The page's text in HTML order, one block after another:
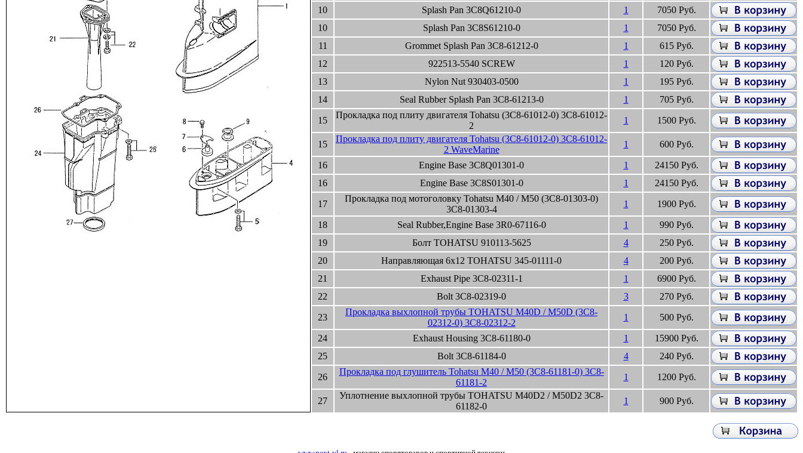
10 Splash Pan 3C8Q61210-0 1
7050 Руб.
10
Splash Pan 3C8S61210-0 1
7050 Руб.
11
Grommet Splash Pan 3C8-61212-0 1
615 Руб.
12
922513-5540 SCREW 1
120 Руб.
13
Nylon Nut 930403-0500 1
195 Руб.
14
Seal Rubber Splash Pan 3C8-61213-0 1 705 Руб.
15
Прокладка под плиту двигателя Tohatsu (3C8-61012-0) 3C8-61012-
2
1 1500 Руб.
15
Прокладка под плиту двигателя Tohatsu (3C8-61012-0) 3C8-61012-
2 WaveMarine
1 600 Руб.
16 Engine Base 3C8Q01301-0 1
24150 Руб.
16
Engine Base 3C8S01301-0 1 24150 Руб.
17
Прокладка под мотоголовку Tohatsu M40 / M50 (3C8-01303-0)
3C8-01303-4
1 1900 Руб.
18 Seal Rubber,Engine Base 3R0-67116-0 1
990 Руб.
19
Болт TOHATSU 910113-5625 4
250 Руб.
20
Направляющая 6x12 TOHATSU 345-01111-0 4
200 Руб.
21
Exhaust Pipe 3C8-02311-1 1
6900 Руб.
22
Bolt 3C8-02319-0 3 270 Руб.
23
Прокладка выхлопной трубы TOHATSU M40D / M50D (3C8-
02312-0) 3C8-02312-2
1 500 Руб.
24 Exhaust Housing 3C8-61180-0 1
15900 Руб.
25
Bolt 3C8-61184-0 4 240 Руб.
26
Прокладка под глушитель Tohatsu M40 / M50 (3C8-61181-0) 3C8-
61181-2
1 1200 Руб.
27
Уплотнение выхлопной трубы TOHATSU M40D2 / M50D2 3C8-
61182-0
1 900 Руб.